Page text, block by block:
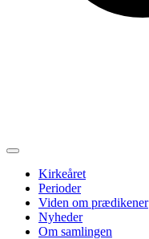
Kirkeåret
Perioder
Viden om prædikener
Nyheder
Om samlingen